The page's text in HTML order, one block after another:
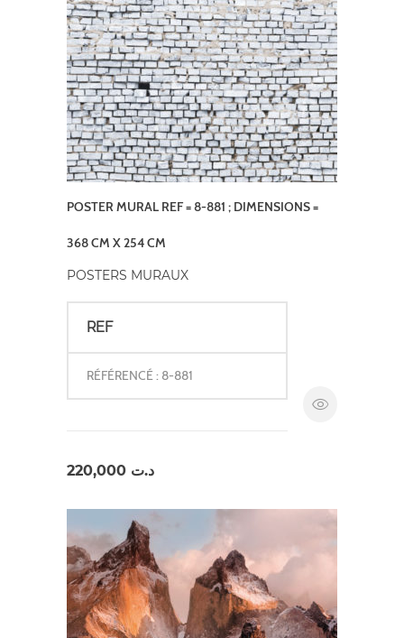
POSTER MURAL REF = 8-881 ; DIMENSIONS =
368 CM X 254 CM
POSTERS MURAUX
REF
RÉFÉRENCÉ : 8-881
د.ت